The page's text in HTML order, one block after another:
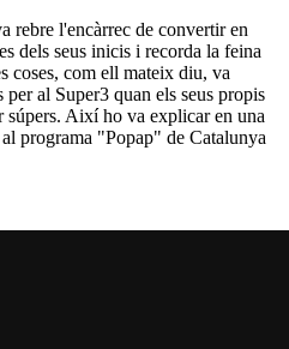
rebre l'encàrrec de convertir en
dels seus inicis i recorda la feina
coses, com ell mateix diu, va
al Super3 quan els seus propis
súpers. Així ho va explicar en una
programa "Popap" de Catalunya